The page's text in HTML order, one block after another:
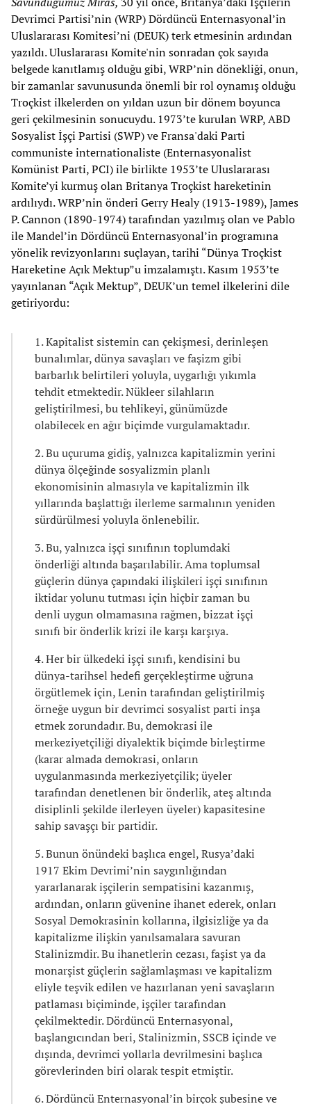
Devrimci Partisi’nin (WRP) Dördüncü Enternasyonal’in
Uluslararası Komitesi’ni (DEUK) terk etmesinin ardından
yazıldı. Uluslararası Komite'nin sonradan çok sayıda
belgede kanıtlamış olduğu gibi, WRP’nin dönekliği, onun,
bir zamanlar savunusunda önemli bir rol oynamış olduğu
Troçkist ilkelerden on yıldan uzun bir dönem boyunca
geri çekilmesinin sonucuydu. 1973’te kurulan WRP, ABD
Sosyalist İşçi Partisi (SWP) ve Fransa'daki Parti
communiste internationaliste (Enternasyonalist
Komünist Parti, PCI) ile birlikte 1953’te Uluslararası
Komite’yi kurmuş olan Britanya Troçkist hareketinin
ardılıydı. WRP’nin önderi Gerry Healy (1913-1989), James
P. Cannon (1890-1974) tarafından yazılmış olan ve Pablo
ile Mandel’in Dördüncü Enternasyonal’in programına
yönelik revizyonlarını suçlayan, tarihi “Dünya Troçkist
Hareketine Açık Mektup”u imzalamıştı. Kasım 1953’te
yayınlanan “Açık Mektup”, DEUK’un temel ilkelerini dile
getiriyordu:
1. Kapitalist sistemin can çekişmesi, derinleşen
bunalımlar, dünya savaşları ve faşizm gibi
barbarlık belirtileri yoluyla, uygarlığı yıkımla
tehdit etmektedir. Nükleer silahların
geliştirilmesi, bu tehlikeyi, günümüzde
olabilecek en ağır biçimde vurgulamaktadır.
2. Bu uçuruma gidiş, yalnızca kapitalizmin yerini
dünya ölçeğinde sosyalizmin planlı
ekonomisinin almasıyla ve kapitalizmin ilk
yıllarında başlattığı ilerleme sarmalının yeniden
sürdürülmesi yoluyla önlenebilir.
3. Bu, yalnızca işçi sınıfının toplumdaki
önderliği altında başarılabilir. Ama toplumsal
güçlerin dünya çapındaki ilişkileri işçi sınıfının
iktidar yolunu tutması için hiçbir zaman bu
denli uygun olmamasına rağmen, bizzat işçi
sınıfı bir önderlik krizi ile karşı karşıya.
4. Her bir ülkedeki işçi sınıfı, kendisini bu
dünya-tarihsel hedefi gerçekleştirme uğruna
örgütlemek için, Lenin tarafından geliştirilmiş
örneğe uygun bir devrimci sosyalist parti inşa
etmek zorundadır. Bu, demokrasi ile
merkeziyetçiliği diyalektik biçimde birleştirme
(karar almada demokrasi, onların
uygulanmasında merkeziyetçilik; üyeler
tarafından denetlenen bir önderlik, ateş altında
disiplinli şekilde ilerleyen üyeler) kapasitesine
sahip savaşçı bir partidir.
5. Bunun önündeki başlıca engel, Rusya’daki
1917 Ekim Devrimi’nin saygınlığından
yararlanarak işçilerin sempatisini kazanmış,
ardından, onların güvenine ihanet ederek, onları
Sosyal Demokrasinin kollarına, ilgisizliğe ya da
kapitalizme ilişkin yanılsamalara savuran
Stalinizmdir. Bu ihanetlerin cezası, faşist ya da
monarşist güçlerin sağlamlaşması ve kapitalizm
eliyle teşvik edilen ve hazırlanan yeni savaşların
patlaması biçiminde, işçiler tarafından
çekilmektedir. Dördüncü Enternasyonal,
başlangıcından beri, Stalinizmin, SSCB içinde ve
dışında, devrimci yollarla devrilmesini başlıca
görevlerinden biri olarak tespit etmiştir.
6. Dördüncü Enternasyonal’in birçok şubesine ve